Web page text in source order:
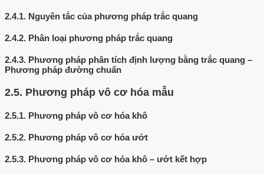
2.4.1. Nguyên tắc của phương pháp trắc quang
2.4.2. Phân loại phương pháp trắc quang
2.4.3. Phương pháp phân tích định lượng bằng trắc quang –
Phương pháp đường chuẩn
2.5. Phương pháp vô cơ hóa mẫu
2.5.1. Phương pháp vô cơ hóa khô
2.5.2. Phương pháp vô cơ hóa ướt
2.5.3. Phương pháp vô cơ hóa khô – ướt kết hợp